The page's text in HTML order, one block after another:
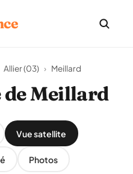
Allier (03) › Meillard
de Meillard
Vue satellite
Photos